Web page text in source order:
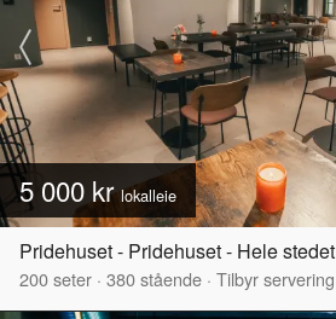
5 000 krlokalleie
Pridehuset - Pridehuset - Hele stedet
200seter · 380stående · Tilbyr servering